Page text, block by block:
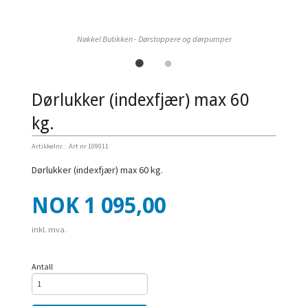
Nøkkel Butikken - Dørstoppere og dørpumper
Dørlukker (indexfjær) max 60
kg.
Artikkelnr.: Art nr 109011
Dørlukker (indexfjær) max 60 kg.
Pris
NOK 1 095,00
inkl. mva.
Antall